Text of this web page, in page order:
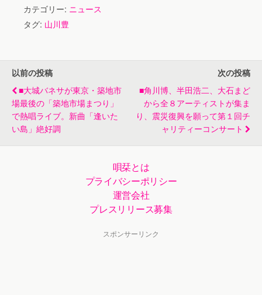
ミニライブで年男
と年女がそれぞれ
に新曲などを披露
ト。赤いジャケッ
カテゴリー: ニュース
タグ: 山川豊
以前の投稿
■大城バネサが東京・築地市
場最後の「築地市場まつり」
で熱唱ライブ。新曲「逢いた
い島」絶好調
次の投稿
■角川博、半田浩二、大石まど
から全８アーティストが集ま
り、震災復興を願って第１回チ
ャリティーコンサート
唄栞とは
プライバシーポリシー
運営会社
プレスリリース募集
スポンサーリンク